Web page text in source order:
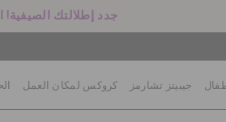
جدد إطلالتك الصيفية! استمتع بخصم 50%
جيبيتز تشارمز كروكس لمكان العمل